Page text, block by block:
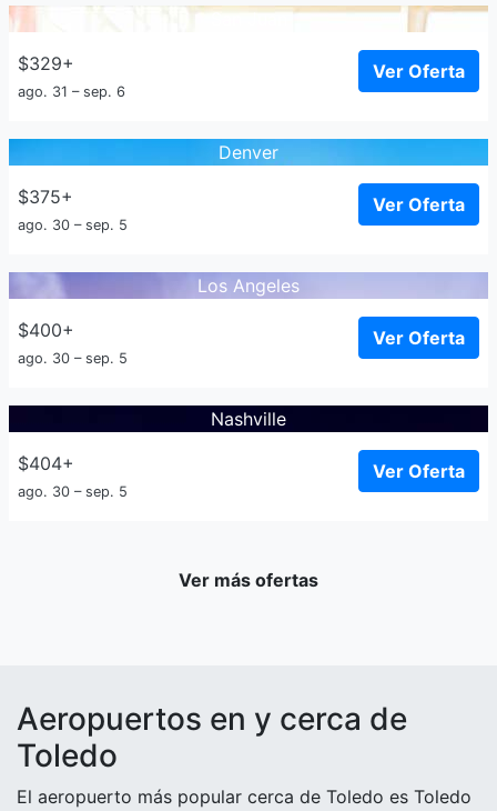
San Juan
$329+
ago. 31 – sep. 6
Ver Oferta
Denver
$375+
ago. 30 – sep. 5
Ver Oferta
Los Angeles
$400+
ago. 30 – sep. 5
Ver Oferta
Nashville
$404+
ago. 30 – sep. 5
Ver Oferta
Ver más ofertas
Aeropuertos en y cerca de
Toledo
El aeropuerto más popular cerca de Toledo es Toledo